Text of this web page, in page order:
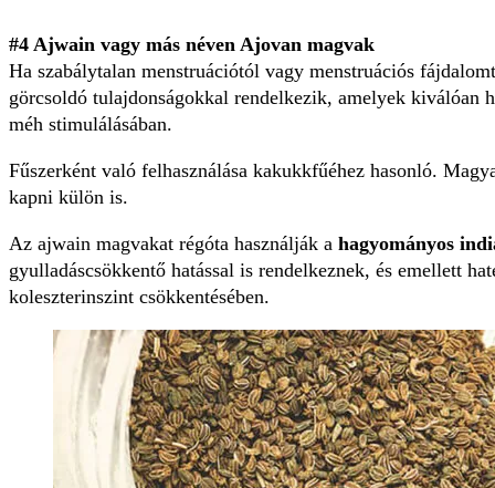
#4 Ajwain vagy más néven Ajovan magvak
Ha szabálytalan menstruációtól vagy menstruációs
görcsoldó tulajdonságokkal rendelkezik, amelyek kiválóan
méh stimulálásában.
Fűszerként való felhasználása kakukkfűéhez hasonló.
kapni külön is.
Az ajwain magvakat régóta használják a hagyományos
gyulladáscsökkentő hatással is rendelkeznek, és emellett
koleszterinszint csökkentésében.